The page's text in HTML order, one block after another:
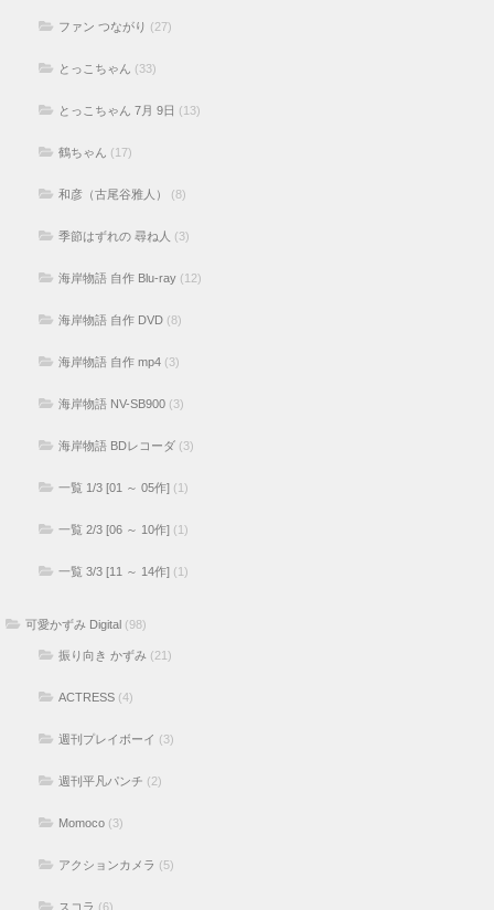
ファン つながり (27)
とっこちゃん (33)
とっこちゃん 7月 9日 (13)
鶴ちゃん (17)
和彦（古尾谷雅人） (8)
季節はずれの 尋ね人 (3)
海岸物語 自作 Blu-ray (12)
海岸物語 自作 DVD (8)
海岸物語 自作 mp4 (3)
海岸物語 NV-SB900 (3)
海岸物語 BDレコーダ (3)
一覧 1/3 [01 ～ 05作] (1)
一覧 2/3 [06 ～ 10作] (1)
一覧 3/3 [11 ～ 14作] (1)
可愛かずみ Digital (98)
振り向き かずみ (21)
ACTRESS (4)
週刊プレイボーイ (3)
週刊平凡パンチ (2)
Momoco (3)
アクションカメラ (5)
スコラ (6)